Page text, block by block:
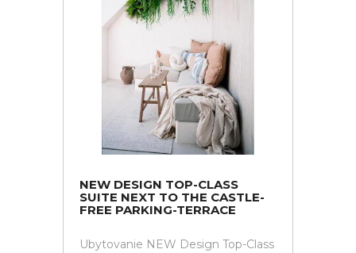
NEW DESIGN TOP-CLASS
SUITE NEXT TO THE CASTLE-
FREE PARKING-TERRACE
Ubytovanie NEW Design Top-Class